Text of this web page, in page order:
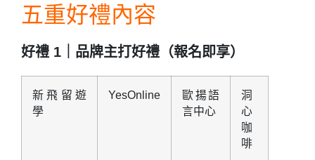
五重好禮內容
好禮 1｜品牌主打好禮（報名即享）
新飛留遊
學
YesOnline
歐揚語
言中心
洞
心
咖
啡